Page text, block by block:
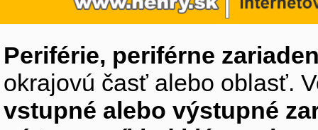
Periférie, periférne
okrajovú časť alebo oblasť.
vstupné alebo výstupné